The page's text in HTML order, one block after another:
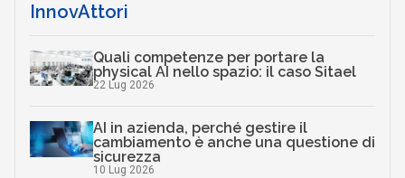
InnovAttori
Quali competenze per portare la
physical AI nello spazio: il caso Sitael
22 Lug 2026
AI in azienda, perché gestire il
cambiamento è anche una questione di
sicurezza
10 Lug 2026